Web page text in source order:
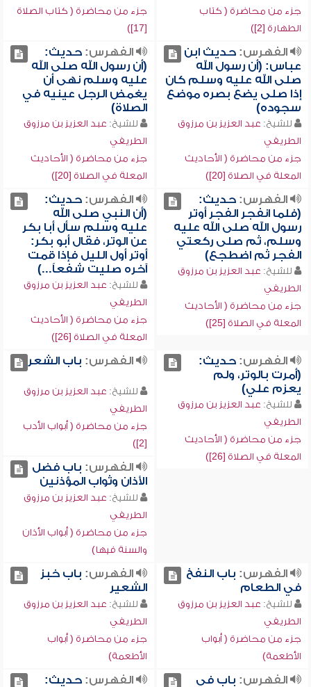
جزء من محاضرة ( كتاب
الطهارة [2])
جزء من محاضرة ( كتاب الصلاة
[17])
الفهرس:حديث ابن
عباس: (أن رسول الله
صلى الله عليه وسلم كان
إذا صلى يضع بصره موضع
سجوده)
للشيخ: عبد العزيز بن مرزوق
الطريفي
جزء من محاضرة ( الأحاديث
المعلة في الصلاة [20])
الفهرس:حديث:
(أن رسول الله صلى الله
عليه وسلم نهى أن
يغمض الرجل عينيه في
الصلاة)
للشيخ: عبد العزيز بن مرزوق
الطريفي
جزء من محاضرة ( الأحاديث
المعلة في الصلاة [20])
الفهرس:حديث:
(فلما انفجر الفجر أوتر
رسول الله صلى الله عليه
وسلم، ثم صلى ركعتي
الفجر ثم اضطجع)
للشيخ: عبد العزيز بن مرزوق
الطريفي
جزء من محاضرة ( الأحاديث
المعلة في الصلاة [25])
الفهرس:حديث:
(أن النبي صلى الله
عليه وسلم سأل أبا بكر
عن الوتر، فقال أبو بكر:
أوتر أول الليل فإذا قمت
آخره صليت شفعاً...)
للشيخ: عبد العزيز بن مرزوق
الطريفي
جزء من محاضرة ( الأحاديث
المعلة في الصلاة [26])
الفهرس:حديث:
(أمرت بالوتر، ولم
يعزم علي)
للشيخ: عبد العزيز بن مرزوق
الطريفي
جزء من محاضرة ( الأحاديث
المعلة في الصلاة [26])
الفهرس: باب الشعر
للشيخ: عبد العزيز بن مرزوق
الطريفي
جزء من محاضرة ( أبواب الأدب
[2])
الفهرس: باب فضل
الأذان وثواب المؤذنين
للشيخ: عبد العزيز بن مرزوق
الطريفي
جزء من محاضرة ( أبواب الأذان
والسنة فيها)
الفهرس: باب النفخ
في الطعام
للشيخ: عبد العزيز بن مرزوق
الطريفي
جزء من محاضرة ( أبواب
الأطعمة)
الفهرس: باب خبز
الشعير
للشيخ: عبد العزيز بن مرزوق
الطريفي
جزء من محاضرة ( أبواب
الأطعمة)
الفهرس: باب في
الفهرس:حديث: